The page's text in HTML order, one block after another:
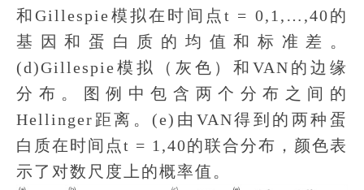
和Gillespie模拟在时间点t = 0,1,…,40的
基因和蛋白质的均值和标准差。
(d)Gillespie模拟（灰色）和VAN的边缘
分布。图例中包含两个分布之间的
Hellinger距离。(e)由VAN得到的两种蛋
白质在时间点t = 1,40的联合分布，颜色表
示了对数尺度上的概率值。